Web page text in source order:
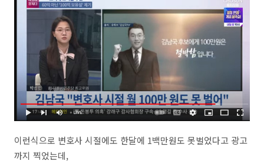
이런식으로 변호사 시절에도 한달에 1백만원도 못벌었다고 광고
까지 찍었는데,